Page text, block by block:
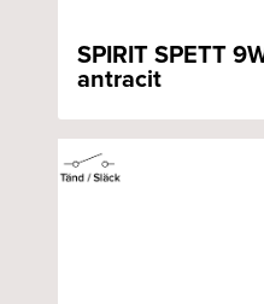
SPIRIT SPETT
antracit